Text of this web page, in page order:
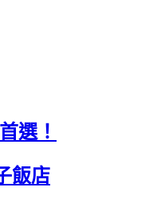
選！
飯店